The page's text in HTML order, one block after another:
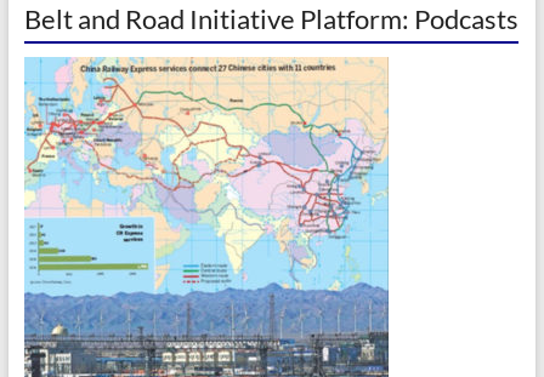
Belt and Road Initiative Platform: Podcasts